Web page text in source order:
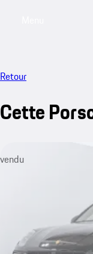
Retour
Cette
vendu